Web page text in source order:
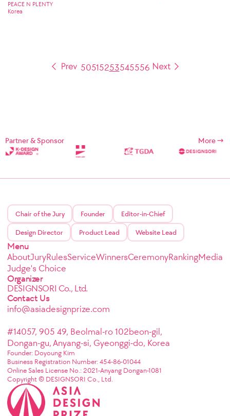
PEACE N PLENTY
Korea
50515253545556
Partner & Sponsor More
Chair of the Jury Founder Editor-in-Chief
Design Director Product Lead Website Lead
Menu
AboutJuryRulesServiceWinnersCeremonyRankingMedia
Judge's Choice
Organizer
DESIGNSORI Co., Ltd.
Contact Us
info@asiadesignprize.com
#14057, 905 49, Beolmal-ro 102beon-gil,
Dongan-gu, Anyang-si, Gyeonggi-do, Korea
Founder: Doyoung Kim
Business Registration Number: 454-86-01044
Online Sales License No.: 2021-Anyang Dongan-1081
Copyright © DESIGNSORI Co., Ltd.